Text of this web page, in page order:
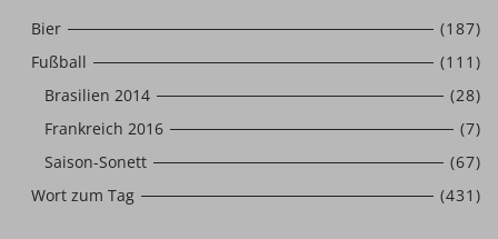
Bier
(187)
Fußball
(111)
Brasilien 2014
(28)
Frankreich 2016
(7)
Saison-Sonett
(67)
Wort zum Tag
(431)